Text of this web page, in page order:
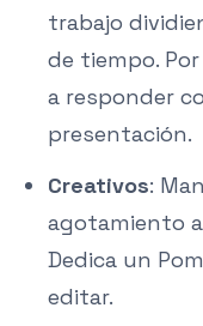
trabajo
de tiempo.
a responder
presentación.
Creativos:
agotamiento
Dedica un
editar.